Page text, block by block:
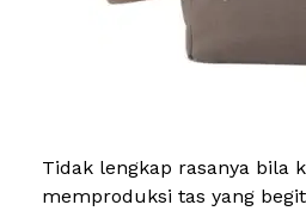
Tidak lengkap rasanya bila
memproduksi tas yang